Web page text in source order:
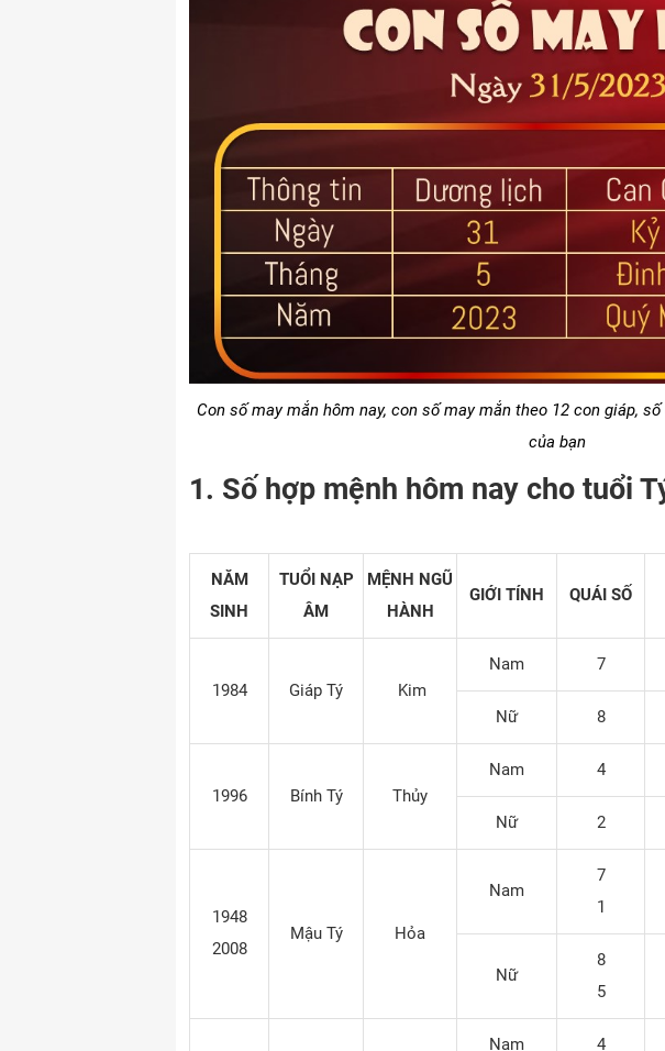
Con số may mắn hôm nay, con số may mắn theo 12 con giáp,
của bạn
1. Số hợp mệnh hôm nay cho tuổi
NĂM
SINH
TUỔI NẠP
ÂM
MỆNH NGŨ
HÀNH
GIỚI TÍNH QUÁI SỐ
1984 Giáp Tý Kim
Nam 7
Nữ 8
1996 Bính Tý Thủy
Nam 4
Nữ 2
1948
2008
Mậu Tý Hỏa
Nam
7
1
Nữ
8
5
Nam 4